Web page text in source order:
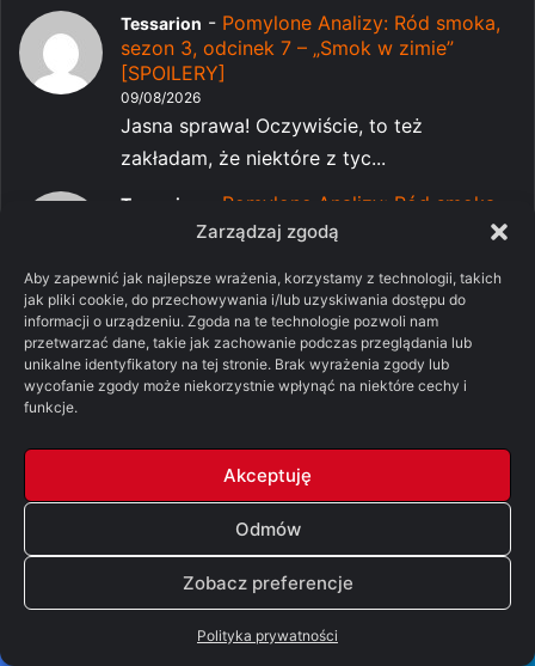
Zarządzaj zgodą
Aby zapewnić jak najlepsze wrażenia, korzystamy z technologii, takich
jak pliki cookie, do przechowywania i/lub uzyskiwania dostępu do
informacji o urządzeniu. Zgoda na te technologie pozwoli nam
przetwarzać dane, takie jak zachowanie podczas przeglądania lub
unikalne identyfikatory na tej stronie. Brak wyrażenia zgody lub
wycofanie zgody może niekorzystnie wpłynąć na niektóre cechy i
funkcje.
Akceptuję
Odmów
Zobacz preferencje
Polityka prywatności
Tessarion - Pomylone Analizy: Ród smoka,
sezon 3, odcinek 7 – „Smok w zimie”
[SPOILERY]
09/08/2026
Jasna sprawa! Oczywiście, to też
zakładam, że niektóre z tyc...
Tessarion
Pomylone Analizy: Ród smoka,
sezon 3, odcinek 7 – „Smok w zimie”
09/08/2026
Dziękuję bardzo za odpowiedź, bo temat
snów moim zdaniem jes...
Ksaveriusz -Pomylone Analizy: Ród smoka,
Niejaki Siddhartha Gautama z rodu Śakjów
uznał kiedyś, że za...
-Pomylone Analizy: Ród
smoka, sezon 3, odcinek 7 – „Smok w
zimie” [SPOILERY]
09/08/2026